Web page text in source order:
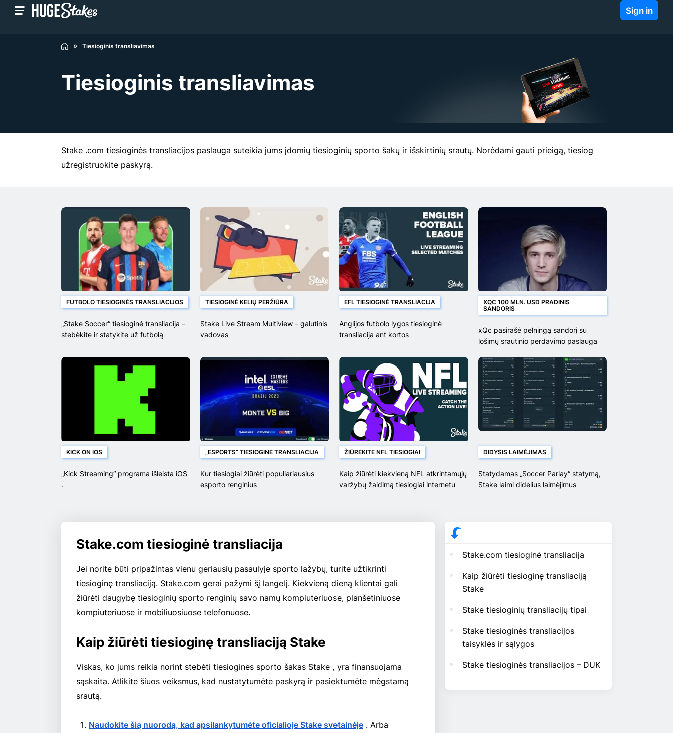
Sign in
Tiesioginis transliavimas
Tiesioginis transliavimas
Stake .com tiesioginės transliacijos paslauga suteikia jums įdomių tiesioginių sporto šakų ir išskirtinių srautų. Norėdami gauti prieigą, tiesiog
užregistruokite paskyrą.
FUTBOLO TIESIOGINĖS TRANSLIACIJOS
„Stake Soccer“ tiesioginė transliacija –
stebėkite ir statykite už futbolą
TIESIOGINĖ KELIŲ PERŽIŪRA
Stake Live Stream Multiview – galutinis
vadovas
EFL TIESIOGINĖ TRANSLIACIJA
Anglijos futbolo lygos tiesioginė
transliacija ant kortos
XQC 100 MLN. USD PRADINIS
SANDORIS
xQc pasirašė pelningą sandorį su
lošimų srautinio perdavimo paslauga
KICK ON IOS
„Kick Streaming“ programa išleista iOS
.
„ESPORTS“ TIESIOGINĖ TRANSLIACIJA
Kur tiesiogiai žiūrėti populiariausius
esporto renginius
ŽIŪRĖKITE NFL TIESIOGIAI
Kaip žiūrėti kiekvieną NFL atkrintamųjų
varžybų žaidimą tiesiogiai internetu
DIDYSIS LAIMĖJIMAS
Statydamas „Soccer Parlay“ statymą,
Stake laimi didelius laimėjimus
Stake.com tiesioginė transliacija
Jei norite būti pripažintas vienu geriausių pasaulyje sporto lažybų, turite užtikrinti
tiesioginę transliaciją. Stake.com gerai pažymi šį langelį. Kiekvieną dieną klientai gali
žiūrėti daugybę tiesioginių sporto renginių savo namų kompiuteriuose, planšetiniuose
kompiuteriuose ir mobiliuosiuose telefonuose.
Kaip žiūrėti tiesioginę transliaciją Stake
Viskas, ko jums reikia norint stebėti tiesiogines sporto šakas Stake , yra finansuojama
sąskaita. Atlikite šiuos veiksmus, kad nustatytumėte paskyrą ir pasiektumėte mėgstamą
srautą.
Naudokite šią nuorodą, kad apsilankytumėte oficialioje Stake svetainėje . Arba
Stake.com tiesioginė transliacija
Kaip žiūrėti tiesioginę transliaciją
Stake
Stake tiesioginių transliacijų tipai
Stake tiesioginės transliacijos
taisyklės ir sąlygos
Stake tiesioginės transliacijos – DUK